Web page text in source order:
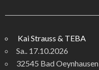
Kai Strauss & TEBA
Sa.. 17.10.2026
32545 Bad Oeynhausen